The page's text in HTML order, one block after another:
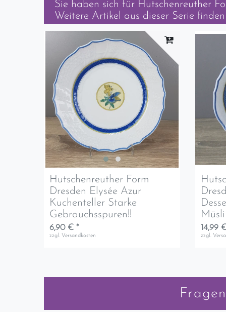
Sie haben sich für Hutschenreuther
Weitere Artikel aus dieser Serie
Hutschenreuther Form
Dresden Elysée Azur
Kuchenteller Starke
Gebrauchsspuren!!
6,90 € *
zzgl. Versandkosten
14,99
zzgl.